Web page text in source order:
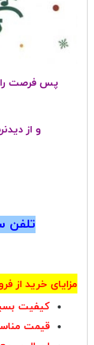
پس فرصت را
و از
تلفن سفارش :
مزایای خرید از
کیفیت
قیمت